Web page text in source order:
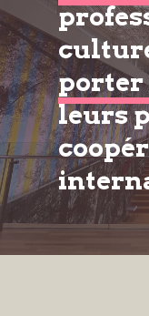
porter
leurs